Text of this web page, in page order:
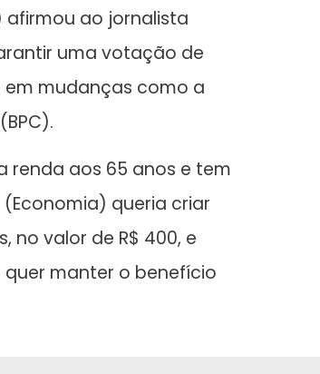
afirmou ao jornalista
uma votação de
mudanças como a
renda aos 65 anos e tem
queria criar
no valor de R$ 400, e
quer manter o benefício